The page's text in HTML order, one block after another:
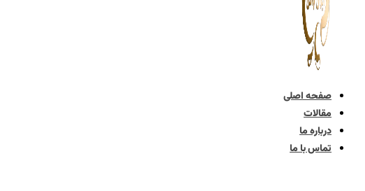
صفحه اصلی
مقالات
درباره ما
تماس با ما